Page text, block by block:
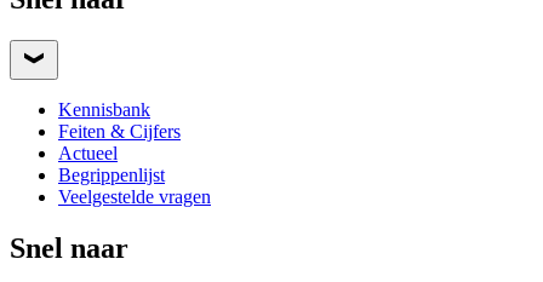
Kennisbank
Feiten & Cijfers
Actueel
Begrippenlijst
Veelgestelde vragen
Snel naar